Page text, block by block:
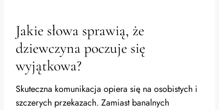
Jakie słowa sprawią, że
dziewczyna poczuje się
wyjątkowa?
Skuteczna komunikacja opiera się na osobistych i
szczerych przekazach. Zamiast banalnych